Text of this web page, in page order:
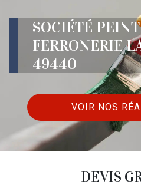
SOCIÉTÉ
FERRONERIE
49440
VOIR NOS
DEVIS